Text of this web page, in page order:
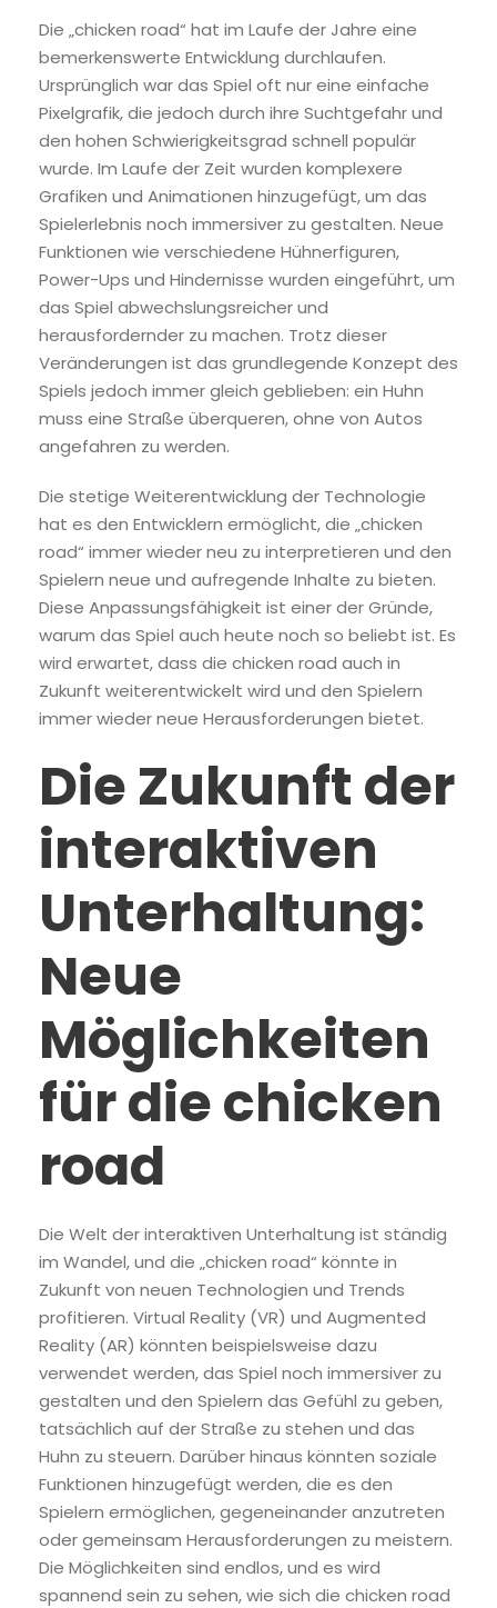
Die „chicken road“ hat im Laufe der Jahre eine
bemerkenswerte Entwicklung durchlaufen.
Ursprünglich war das Spiel oft nur eine einfache
Pixelgrafik, die jedoch durch ihre Suchtgefahr und
den hohen Schwierigkeitsgrad schnell populär
wurde. Im Laufe der Zeit wurden komplexere
Grafiken und Animationen hinzugefügt, um das
Spielerlebnis noch immersiver zu gestalten. Neue
Funktionen wie verschiedene Hühnerfiguren,
Power-Ups und Hindernisse wurden eingeführt, um
das Spiel abwechslungsreicher und
herausfordernder zu machen. Trotz dieser
Veränderungen ist das grundlegende Konzept des
Spiels jedoch immer gleich geblieben: ein Huhn
muss eine Straße überqueren, ohne von Autos
angefahren zu werden.
Die stetige Weiterentwicklung der Technologie
hat es den Entwicklern ermöglicht, die „chicken
road“ immer wieder neu zu interpretieren und den
Spielern neue und aufregende Inhalte zu bieten.
Diese Anpassungsfähigkeit ist einer der Gründe,
warum das Spiel auch heute noch so beliebt ist. Es
wird erwartet, dass die chicken road auch in
Zukunft weiterentwickelt wird und den Spielern
immer wieder neue Herausforderungen bietet.
Die Zukunft der
interaktiven
Unterhaltung:
Neue
Möglichkeiten
für die chicken
road
Die Welt der interaktiven Unterhaltung ist ständig
im Wandel, und die „chicken road“ könnte in
Zukunft von neuen Technologien und Trends
profitieren. Virtual Reality (VR) und Augmented
Reality (AR) könnten beispielsweise dazu
verwendet werden, das Spiel noch immersiver zu
gestalten und den Spielern das Gefühl zu geben,
tatsächlich auf der Straße zu stehen und das
Huhn zu steuern. Darüber hinaus könnten soziale
Funktionen hinzugefügt werden, die es den
Spielern ermöglichen, gegeneinander anzutreten
oder gemeinsam Herausforderungen zu meistern.
Die Möglichkeiten sind endlos, und es wird
spannend sein zu sehen, wie sich die chicken road